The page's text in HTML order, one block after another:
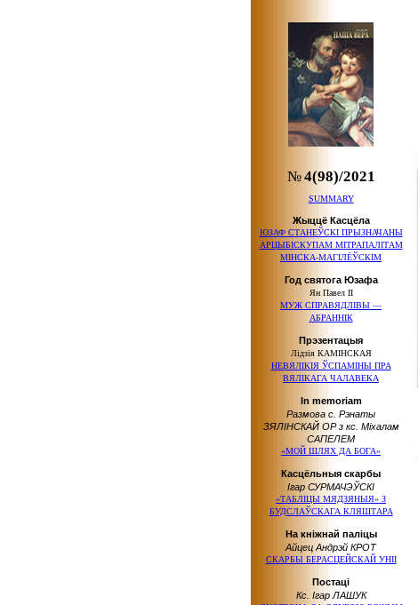
№4(98)/2021
SUMMARY
Жыццё Касцёла
ЮЗАФ СТАНЕЎСКІ ПРЫЗНАЧАНЫ
АРЦЫБІСКУПАМ МІТРАПАЛІТАМ
МІНСКА-МАГІЛЁЎСКІМ
Год святога Юзафа
Ян Павел ІІ
МУЖ СПРАВЯДЛІВЫ —
АБРАННІК
Прэзентацыя
Лідзія КАМІНСКАЯ
НЕВЯЛІКІЯ ЎСПАМІНЫ ПРА
ВЯЛІКАГА ЧАЛАВЕКА
In memoriam
Размова с. Рэнаты
ЗЯЛІНСКАЙ OP з кс. Міхалам
САПЕЛЕМ
«МОЙ ШЛЯХ ДА БОГА»
Касцёльныя скарбы
Ігар СУРМАЧЭЎСКІ
«ТАБЛІЦЫ МЯДЗЯНЫЯ» З
БУДСЛАЎСКАГА КЛЯШТАРА
На кніжнай паліцы
Айцец Андрэй КРОТ
СКАРБЫ БЕРАСЦЕЙСКАЙ УНІІ
Постаці
Кс. Ігар ЛАШУК